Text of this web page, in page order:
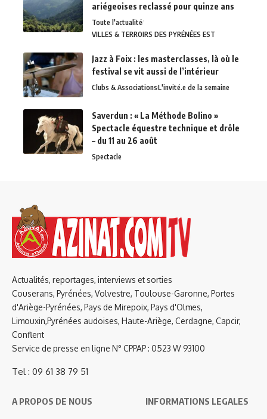
ariégeoises reclassé pour quinze ans
Toute l'actualité
VILLES & TERROIRS DES PYRÉNÉES EST
Jazz à Foix : les masterclasses, là où le
festival se vit aussi de l’intérieur
Clubs & AssociationsL'invité.e de la semaine
Saverdun : « La Méthode Bolino »
Spectacle équestre technique et drôle
– du 11 au 26 août
Spectacle
Actualités, reportages, interviews et sorties
Couserans, Pyrénées, Volvestre, Toulouse-Garonne, Portes
d'Ariège-Pyrénées, Pays de Mirepoix, Pays d'Olmes,
Limouxin,Pyrénées audoises, Haute-Ariège, Cerdagne, Capcir,
Conflent
Service de presse en ligne N° CPPAP : 0523 W 93100
Tel : 09 61 38 79 51
A PROPOS DE NOUS INFORMATIONS LEGALES